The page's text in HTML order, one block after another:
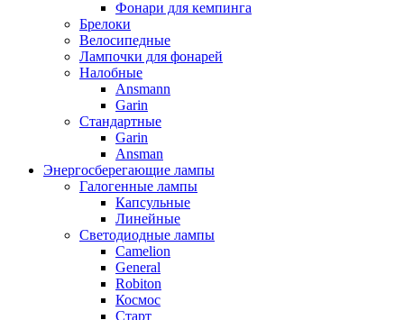
Фонари для кемпинга
Брелоки
Велосипедные
Лампочки для фонарей
Налобные
Ansmann
Garin
Стандартные
Garin
Ansman
Энергосберегающие лампы
Галогенные лампы
Капсульные
Линейные
Светодиодные лампы
Camelion
General
Robiton
Космос
Старт